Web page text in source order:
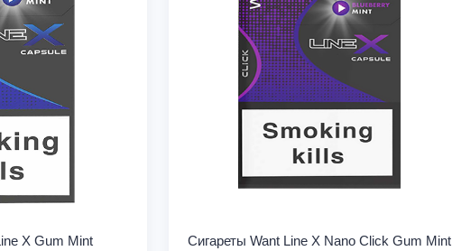
X Gum Mint Сигареты Want Line X Nano Click Gum Mint